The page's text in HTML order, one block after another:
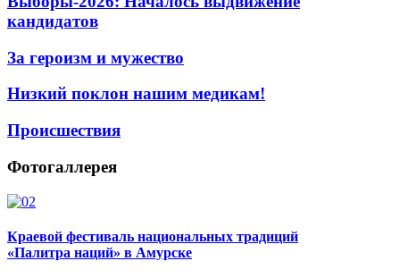
кандидатов
За героизм и мужество
Низкий поклон нашим медикам!
Происшествия
Фотогаллерея
Краевой фестиваль национальных традиций
«Палитра наций» в Амурске